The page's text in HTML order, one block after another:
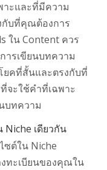
าะและที่มีความ
กับที่คุณต้องการ
ใน Content ควร
รเขียนบทความ
คที่สั้นและตรงกับที่
จะใช้คำที่เฉพาะ
บทความ
Niche เดียวกัน
ซต์ใน Niche
ทะเบียนของคุณใน